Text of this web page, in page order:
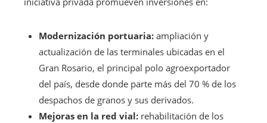
Modernización portuaria: ampliación y
actualización de las terminales ubicadas en el
Gran Rosario, el principal polo agroexportador
del país, desde donde parte más del 70 % de los
despachos de granos y sus derivados.
Mejoras en la red vial: rehabilitación de los